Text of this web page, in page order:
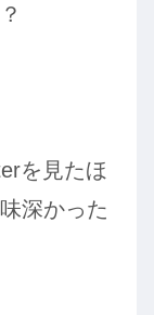
を見たほ
深かった